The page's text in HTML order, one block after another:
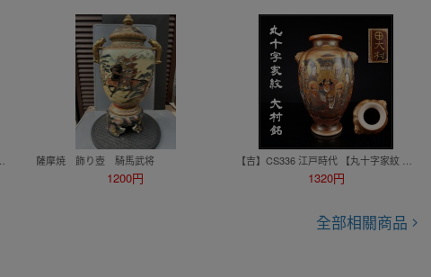
薩摩焼 飾り壺 騎馬武将
1200円 1320円
全部相關商品